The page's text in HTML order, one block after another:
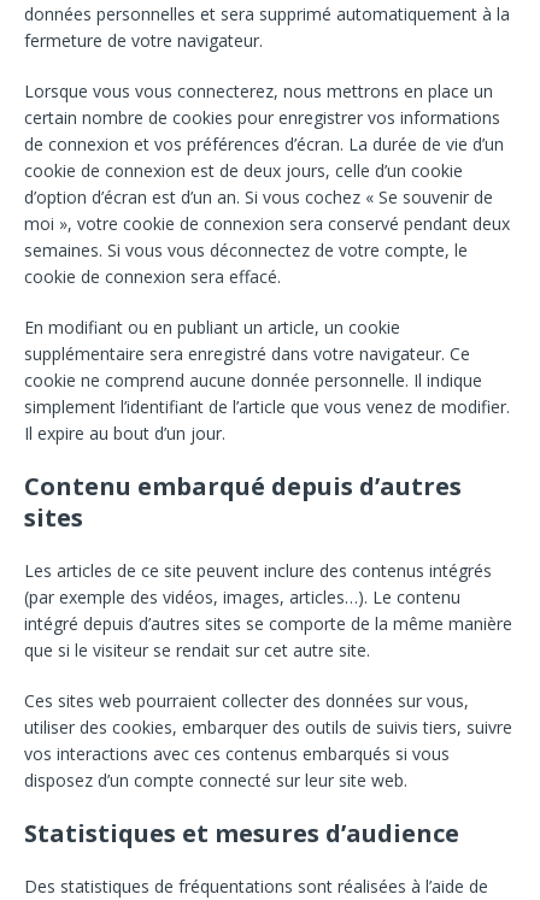
données personnelles et sera supprimé automatiquement à la
fermeture de votre navigateur.
Lorsque vous vous connecterez, nous mettrons en place un
certain nombre de cookies pour enregistrer vos informations
de connexion et vos préférences d’écran. La durée de vie d’un
cookie de connexion est de deux jours, celle d’un cookie
d’option d’écran est d’un an. Si vous cochez « Se souvenir de
moi », votre cookie de connexion sera conservé pendant deux
semaines. Si vous vous déconnectez de votre compte, le
cookie de connexion sera effacé.
En modifiant ou en publiant un article, un cookie
supplémentaire sera enregistré dans votre navigateur. Ce
cookie ne comprend aucune donnée personnelle. Il indique
simplement l’identifiant de l’article que vous venez de modifier.
Il expire au bout d’un jour.
Contenu embarqué depuis d’autres
sites
Les articles de ce site peuvent inclure des contenus intégrés
(par exemple des vidéos, images, articles…). Le contenu
intégré depuis d’autres sites se comporte de la même manière
que si le visiteur se rendait sur cet autre site.
Ces sites web pourraient collecter des données sur vous,
utiliser des cookies, embarquer des outils de suivis tiers, suivre
vos interactions avec ces contenus embarqués si vous
disposez d’un compte connecté sur leur site web.
Statistiques et mesures d’audience
Des statistiques de fréquentations sont réalisées à l’aide de